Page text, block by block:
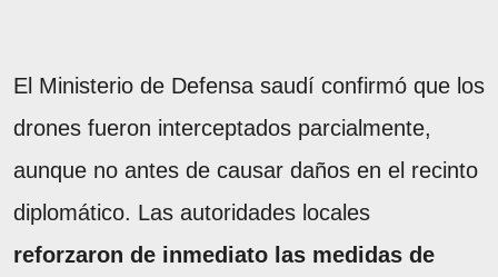
El Ministerio de Defensa saudí confirmó que los
drones fueron interceptados parcialmente,
aunque no antes de causar daños en el recinto
diplomático. Las autoridades locales
reforzaron de inmediato las medidas de